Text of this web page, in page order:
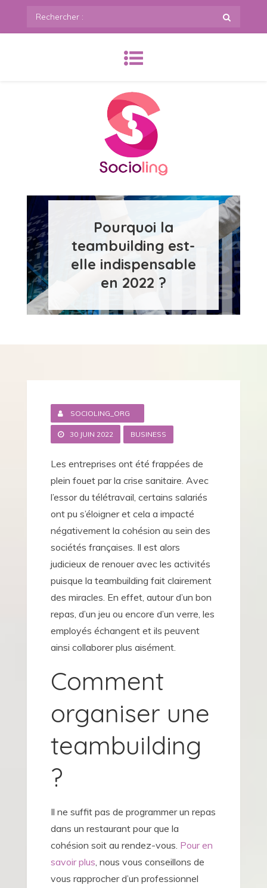
Rechercher
:
SoCioling.org
Pourquoi la
teambuilding est-
elle indispensable
en 2022 ?
SOCIOLING_ORG
30 JUIN 2022 BUSINESS
Les entreprises ont été frappées de
plein fouet par la crise sanitaire. Avec
l’essor du télétravail, certains salariés
ont pu s’éloigner et cela a impacté
négativement la cohésion au sein des
sociétés françaises. Il est alors
judicieux de renouer avec les activités
puisque la teambuilding fait clairement
des miracles. En effet, autour d’un bon
repas, d’un jeu ou encore d’un verre, les
employés échangent et ils peuvent
ainsi collaborer plus aisément.
Comment
organiser une
teambuilding
?
Il ne suffit pas de programmer un repas
dans un restaurant pour que la
cohésion soit au rendez-vous. Pour en
savoir plus, nous vous conseillons de
vous rapprocher d’un professionnel